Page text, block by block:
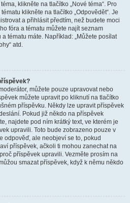
klikněte na tlačítko „Nové téma“. Pro
klikněte na tlačítko „Odpovědět“. Je
a přihlásit předtím, než budete moci
fóra a tématu můžete najít seznam
tématu máte. Například: „Můžete posílat
atd.
můžete pouze upravovat nebo
můžete upravit po kliknutí na tlačítko
příspěvku. Někdy lze upravit příspěvek
Pokud již někdo na příspěvek
najdete pod ním krátký text, ve kterém je
upravili. Toto bude zobrazeno pouze v
odpověď, ale neobjeví se to, pokud
příspěvek, ačkoli ti mohou zanechat na
příspěvek upravili. Vezměte prosím na
smazat příspěvek, když k němu někdo